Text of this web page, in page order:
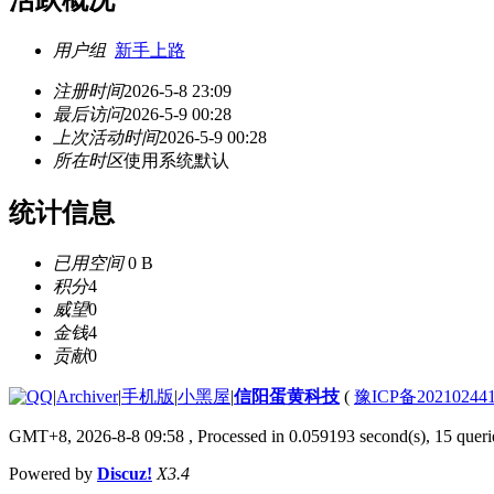
用户组 新手上路
注册时间2026-5-8 23:09
最后访问2026-5-9 00:28
上次活动时间2026-5-9 00:28
所在时区使用系统默认
统计信息
已用空间0 B
积分4
威望0
金钱4
贡献0
|Archiver|手机版|小黑屋|信阳蛋黄科技 ( 豫ICP备
GMT+8, 2026-8-8 09:58 , Processed in 0.059193 second(s), 15
Powered by Discuz! X3.4